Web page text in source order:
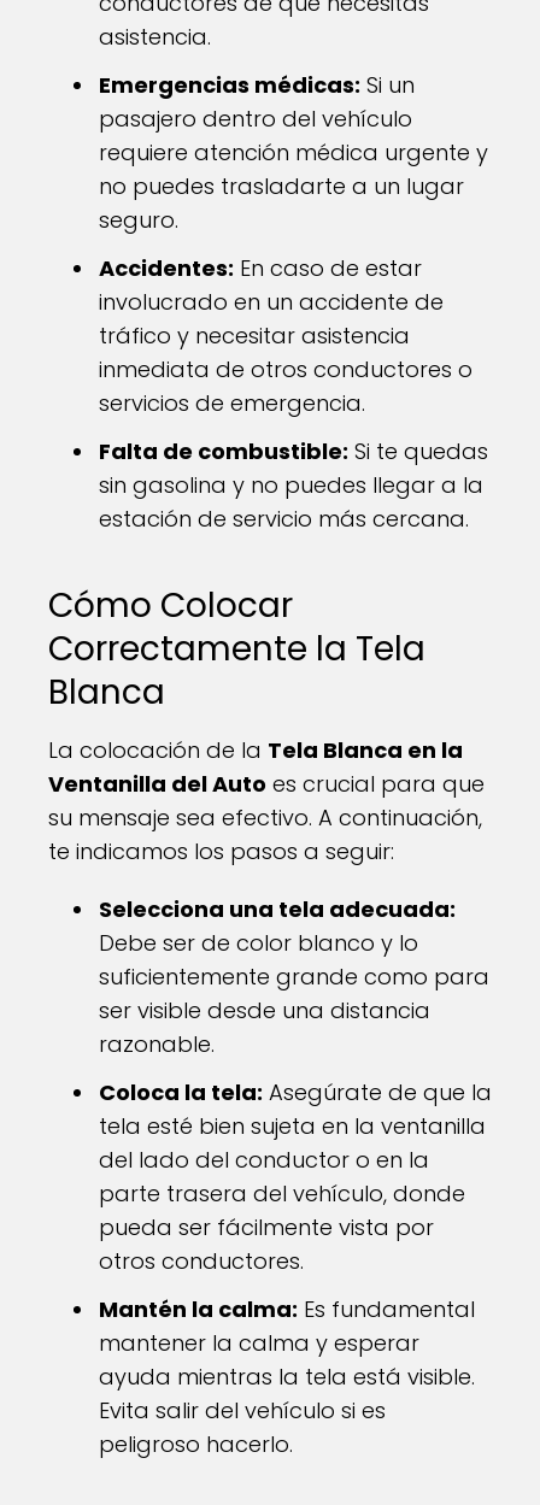
asistencia.
Emergencias médicas: Si un
pasajero dentro del vehículo
requiere atención médica urgente y
no puedes trasladarte a un lugar
seguro.
Accidentes: En caso de estar
involucrado en un accidente de
tráfico y necesitar asistencia
inmediata de otros conductores o
servicios de emergencia.
Falta de combustible: Si te quedas
sin gasolina y no puedes llegar a la
estación de servicio más cercana.
Cómo Colocar
Correctamente la Tela
Blanca
La colocación de la Tela Blanca en la
Ventanilla del Auto es crucial para que
su mensaje sea efectivo. A continuación,
te indicamos los pasos a seguir:
Selecciona una tela adecuada:
Debe ser de color blanco y lo
suficientemente grande como para
ser visible desde una distancia
razonable.
Coloca la tela: Asegúrate de que la
tela esté bien sujeta en la ventanilla
del lado del conductor o en la
parte trasera del vehículo, donde
pueda ser fácilmente vista por
otros conductores.
Mantén la calma: Es fundamental
mantener la calma y esperar
ayuda mientras la tela está visible.
Evita salir del vehículo si es
peligroso hacerlo.